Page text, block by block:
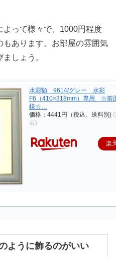
って様々で、1000円程度
あります。お部屋の雰囲気
しょう。
水彩額 9614/グレー 水彩
F6（410×318mm）専用 ☆前
様☆…
価格：4441円（税込、送料別)
点)
楽
ように飾るのがいい